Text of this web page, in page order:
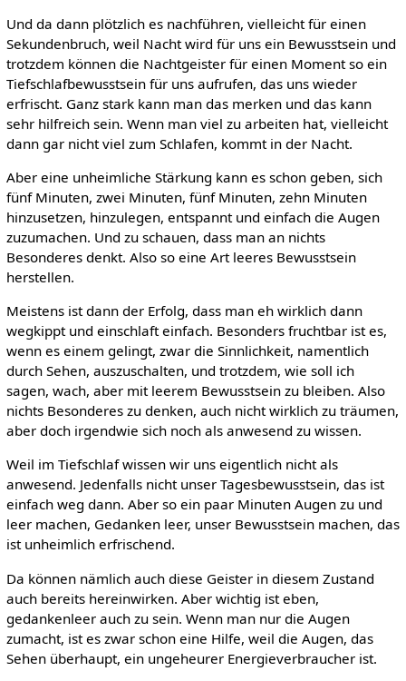
Und da dann plötzlich es nachführen, vielleicht für einen
Sekundenbruch, weil Nacht wird für uns ein Bewusstsein und
trotzdem können die Nachtgeister für einen Moment so ein
Tiefschlafbewusstsein für uns aufrufen, das uns wieder
erfrischt. Ganz stark kann man das merken und das kann
sehr hilfreich sein. Wenn man viel zu arbeiten hat, vielleicht
dann gar nicht viel zum Schlafen, kommt in der Nacht.
Aber eine unheimliche Stärkung kann es schon geben, sich
fünf Minuten, zwei Minuten, fünf Minuten, zehn Minuten
hinzusetzen, hinzulegen, entspannt und einfach die Augen
zuzumachen. Und zu schauen, dass man an nichts
Besonderes denkt. Also so eine Art leeres Bewusstsein
herstellen.
Meistens ist dann der Erfolg, dass man eh wirklich dann
wegkippt und einschlaft einfach. Besonders fruchtbar ist es,
wenn es einem gelingt, zwar die Sinnlichkeit, namentlich
durch Sehen, auszuschalten, und trotzdem, wie soll ich
sagen, wach, aber mit leerem Bewusstsein zu bleiben. Also
nichts Besonderes zu denken, auch nicht wirklich zu träumen,
aber doch irgendwie sich noch als anwesend zu wissen.
Weil im Tiefschlaf wissen wir uns eigentlich nicht als
anwesend. Jedenfalls nicht unser Tagesbewusstsein, das ist
einfach weg dann. Aber so ein paar Minuten Augen zu und
leer machen, Gedanken leer, unser Bewusstsein machen, das
ist unheimlich erfrischend.
Da können nämlich auch diese Geister in diesem Zustand
auch bereits hereinwirken. Aber wichtig ist eben,
gedankenleer auch zu sein. Wenn man nur die Augen
zumacht, ist es zwar schon eine Hilfe, weil die Augen, das
Sehen überhaupt, ein ungeheurer Energieverbraucher ist.